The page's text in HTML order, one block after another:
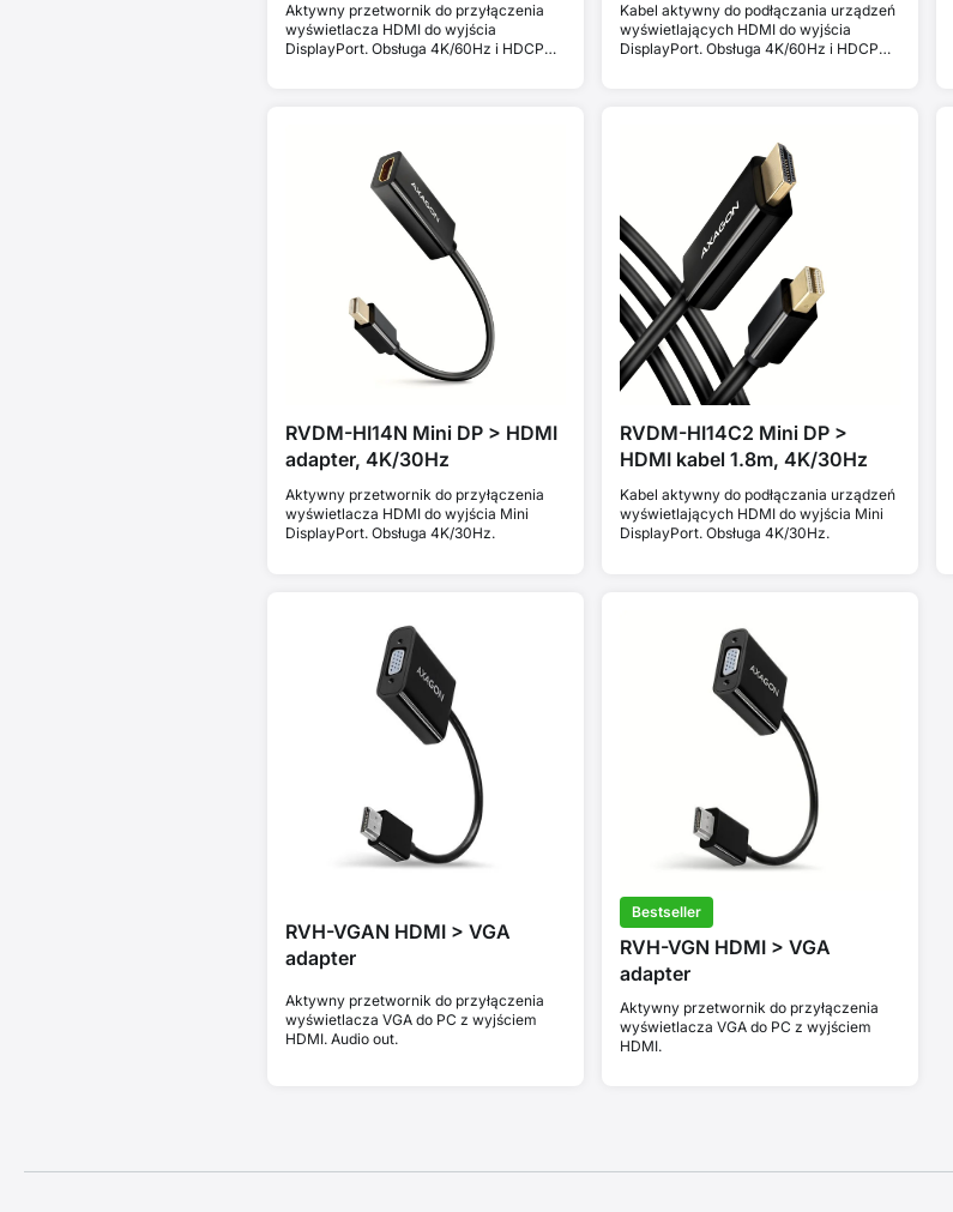
Aktywny przetwornik do przyłączenia
wyświetlacza HDMI do wyjścia
DisplayPort. Obsługa 4K/60Hz i HDCP
Kabel aktywny do podłączania urządzeń
wyświetlających HDMI do wyjścia
DisplayPort. Obsługa 4K/60Hz i HDCP
RVDM-HI14N Mini DP > HDMI
adapter, 4K/30Hz
Aktywny przetwornik do przyłączenia
wyświetlacza HDMI do wyjścia Mini
DisplayPort. Obsługa 4K/30Hz.
RVDM-HI14C2 Mini DP >
HDMI kabel 1.8m, 4K/30Hz
Kabel aktywny do podłączania urządzeń
wyświetlających HDMI do wyjścia Mini
DisplayPort. Obsługa 4K/30Hz.
RVH-VGAN HDMI > VGA
adapter
Aktywny przetwornik do przyłączenia
wyświetlacza VGA do PC z wyjściem
HDMI. Audio out.
Bestseller
RVH-VGN HDMI > VGA
adapter
Aktywny przetwornik do przyłączenia
wyświetlacza VGA do PC z wyjściem
HDMI.